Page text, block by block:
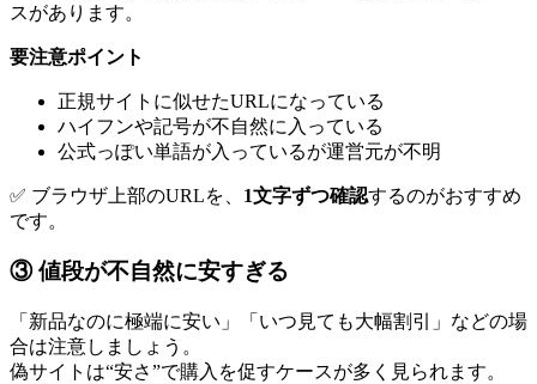
スがあります。
要注意ポイント
正規サイトに似せたURLになっている
ハイフンや記号が不自然に入っている
公式っぽい単語が入っているが運営元が不明
✅ ブラウザ上部のURLを、 1文字ずつ確認するのがおすすめ
です。
③ 値段が不自然に安すぎる
「新品なのに極端に安い」「いつ見ても大幅割引」などの場
合は注意しましょう。
偽サイトは“安さ”で購入を促すケースが多く見られます。